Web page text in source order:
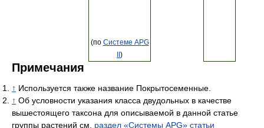
(по Системе APG
)
Примечания
↑ Используется также название Покрытосеменные.
↑ Об условности указания класса двудольных в качестве
вышестоящего таксона для описываемой в данной статье
группы растений см. раздел «Системы APG» статьи